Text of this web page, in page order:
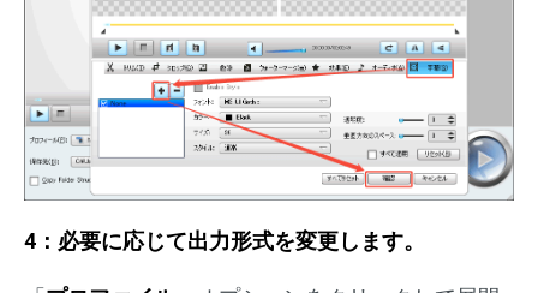
4：必要に応じて出力形式を変更します。